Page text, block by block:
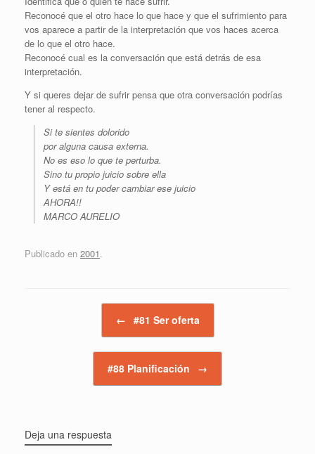
Reconocé que el otro hace lo que hace y que el sufrimiento para
vos aparece a partir de la interpretación que vos haces acerca
de lo que el otro hace.
Reconocé cual es la conversación que está detrás de esa
interpretación.
Y si queres dejar de sufrir pensa que otra conversación podrías
tener al respecto.
Si te sientes dolorido
por alguna causa externa.
No es eso lo que te perturba.
Sino tu propio juicio sobre ella
Y está en tu poder cambiar ese juicio
AHORA!!
MARCO AURELIO
Publicado en 2001.
← #81 Ser oferta
#88 Planificación →
Deja una respuesta